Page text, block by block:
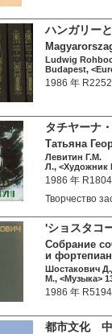
ハンガリー
Ludwig
Budapest,
1986 年
タチヤーナ
Татьяна
Левитин Г.М.
Л., <Художник
1986 年
Творчество
'ショスタコ
Собрание
и
Шостакович
М., <Музыка>
1986 年
都市文化 中